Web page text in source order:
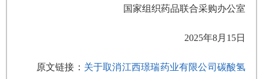
国家组织药品联合采购办公室
2025年8月15日
原文链接： 关于取消江西璟瑞药业有限公司碳酸氢